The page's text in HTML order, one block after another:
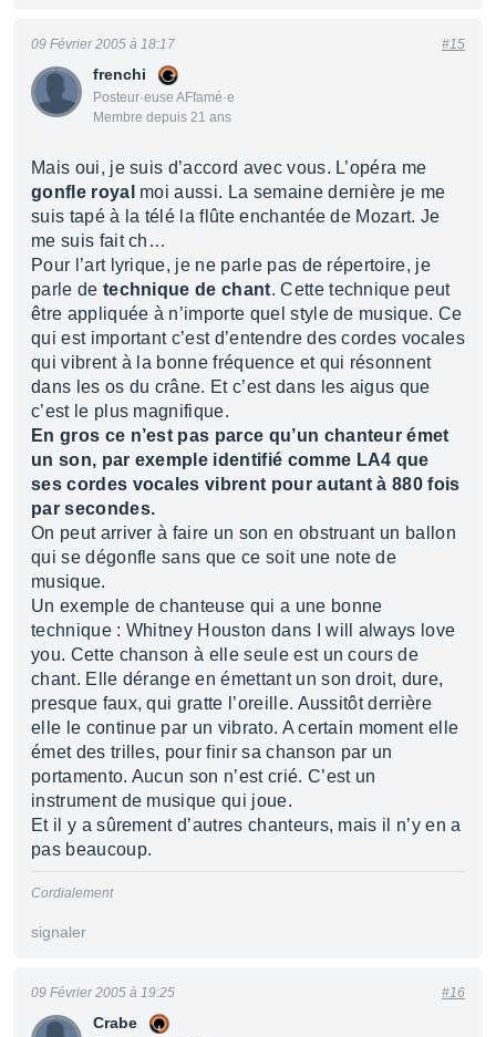
frenchi
Posteur·euse AFfamé·e
Membre depuis 21 ans
09 Février 2005 à 18:17 #15
Mais oui, je suis d’accord avec vous. L’opéra me
gonfle royal moi aussi. La semaine dernière je me
suis tapé à la télé la flûte enchantée de Mozart. Je
me suis fait ch…
Pour l’art lyrique, je ne parle pas de répertoire, je
parle de technique de chant. Cette technique peut
être appliquée à n’importe quel style de musique. Ce
qui est important c’est d’entendre des cordes vocales
qui vibrent à la bonne fréquence et qui résonnent
dans les os du crâne. Et c’est dans les aigus que
c’est le plus magnifique.
En gros ce n’est pas parce qu’un chanteur émet
un son, par exemple identifié comme LA4 que
ses cordes vocales vibrent pour autant à 880 fois
par secondes.
On peut arriver à faire un son en obstruant un ballon
qui se dégonfle sans que ce soit une note de
musique.
Un exemple de chanteuse qui a une bonne
technique : Whitney Houston dans I will always love
you. Cette chanson à elle seule est un cours de
chant. Elle dérange en émettant un son droit, dure,
presque faux, qui gratte l’oreille. Aussitôt derrière
elle le continue par un vibrato. A certain moment elle
émet des trilles, pour finir sa chanson par un
portamento. Aucun son n’est crié. C’est un
instrument de musique qui joue.
Et il y a sûrement d’autres chanteurs, mais il n’y en a
pas beaucoup.
Cordialement
signaler
Crabe
09 Février 2005 à 19:25 #16